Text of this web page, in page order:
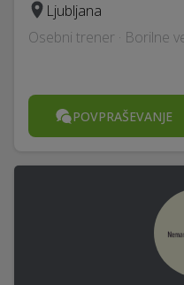
Ljubljana
Osebni trener · Borilne
POVPRAŠEVANJE